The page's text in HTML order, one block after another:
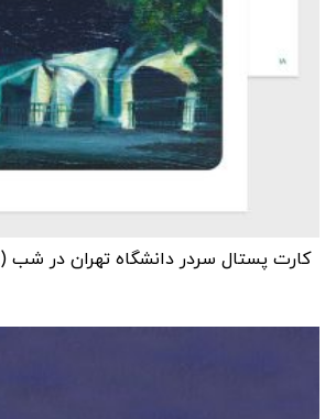
کارت پستال سردر دانشگاه تهران در شب (۱۸)